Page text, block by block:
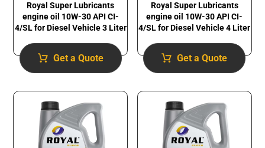
Royal Super Lubricants
engine oil 10W-30 API CI-
4/SL for Diesel Vehicle 3 Liter
Get a Quote
Royal Super Lubricants
engine oil 10W-30 API CI-
4/SL for Diesel Vehicle 4 Liter
Get a Quote